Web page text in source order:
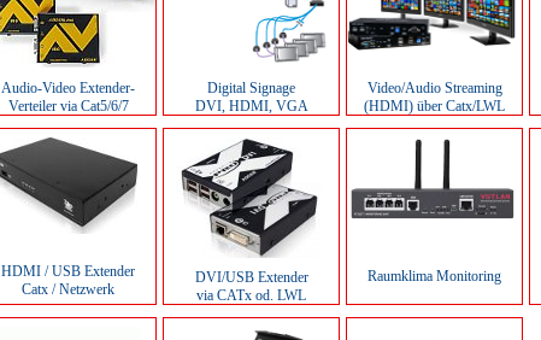
Audio-Video Extender-
Verteiler via Cat5/6/7
Digital Signage
DVI, HDMI, VGA
Video/Audio Streaming
(HDMI) über Catx/LWL
HDMI / USB Extender
Catx / Netzwerk
DVI/USB Extender
via CATx od. LWL
Raumklima Monitoring